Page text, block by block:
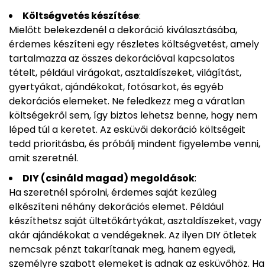
Költségvetés készítése:
Mielőtt belekezdenél a dekoráció kiválasztásába,
érdemes készíteni egy részletes költségvetést, amely
tartalmazza az összes dekorációval kapcsolatos
tételt, például virágokat, asztaldíszeket, világítást,
gyertyákat, ajándékokat, fotósarkot, és egyéb
dekorációs elemeket. Ne feledkezz meg a váratlan
költségekről sem, így biztos lehetsz benne, hogy nem
léped túl a keretet. Az esküvői dekoráció költségeit
tedd prioritásba, és próbálj mindent figyelembe venni,
amit szeretnél.
DIY (csináld magad) megoldások:
Ha szeretnél spórolni, érdemes saját kezűleg
elkészíteni néhány dekorációs elemet. Például
készíthetsz saját ültetőkártyákat, asztaldíszeket, vagy
akár ajándékokat a vendégeknek. Az ilyen DIY ötletek
nemcsak pénzt takarítanak meg, hanem egyedi,
személyre szabott elemeket is adnak az esküvőhöz. Ha